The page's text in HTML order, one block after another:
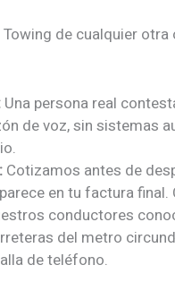
de cualquier otra
Una persona real
de voz, sin sistemas
Cotizamos antes de
en tu factura final.
conductores
del metro
de teléfono.